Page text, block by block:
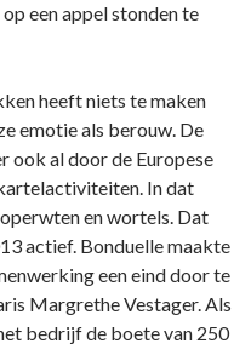
een appel stonden te
heeft niets te maken
emotie als berouw. De
ook al door de Europese
In dat
en wortels. Dat
actief. Bonduelle maakte
een eind door te
Margrethe Vestager. Als
bedrijf de boete van 250